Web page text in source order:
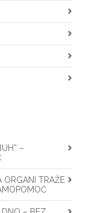
–
ORGANI TRAŽE